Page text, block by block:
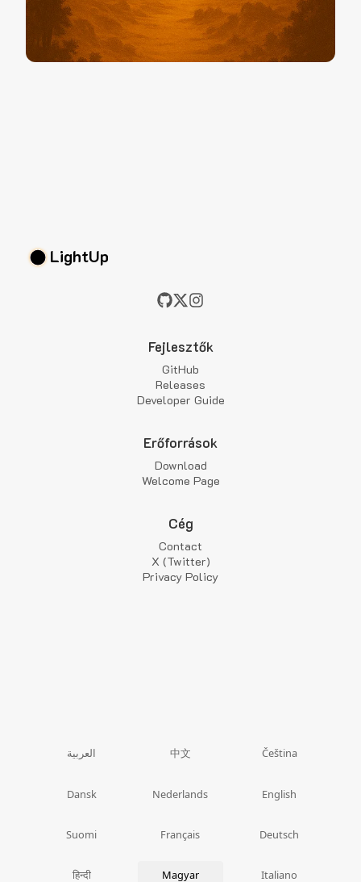
LightUp
Fejlesztők
GitHub
Releases
Developer Guide
Erőforrások
Download
Welcome Page
Cég
Contact
X (Twitter)
Privacy Policy
العربية 中文 Čeština
Dansk Nederlands English
Suomi Français Deutsch
हिन्दी Magyar Italiano